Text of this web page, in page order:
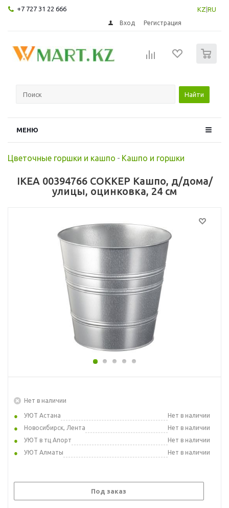
+7 727 31 22 666 KZ RU
Вход Регистрация
Найти
МЕНЮ
Цветочные горшки и кашпо - Кашпо и горшки
IKEA 00394766 СОККЕР Кашпо, д/дома/
улицы, оцинковка, 24 см
Нет в наличии
УЮТ Астана
Нет в наличии
Новосибирск, Лента
Нет в наличии
УЮТ в тц Апорт
Нет в наличии
УЮТ Алматы
Нет в наличии
Под заказ